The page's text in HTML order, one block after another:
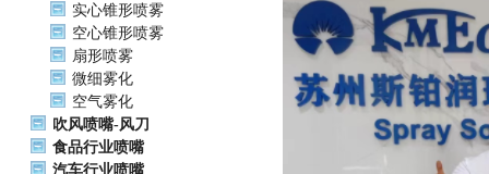
实心锥形喷雾
空心锥形喷雾
扇形喷雾
微细雾化
空气雾化
吹风喷嘴-风刀
食品行业喷嘴
汽车行业喷嘴